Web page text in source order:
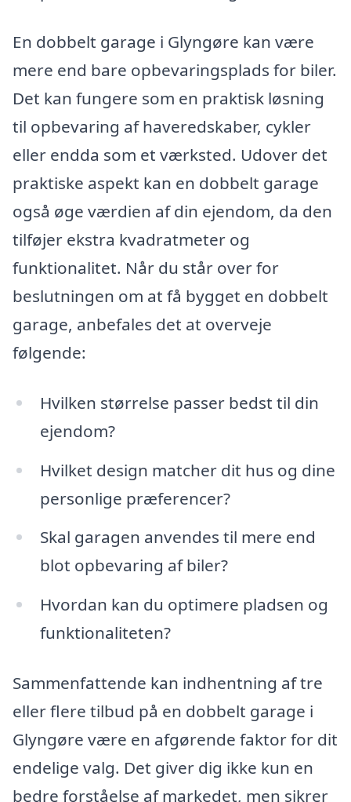
En dobbelt garage i Glyngøre kan være
mere end bare opbevaringsplads for biler.
Det kan fungere som en praktisk løsning
til opbevaring af haveredskaber, cykler
eller endda som et værksted. Udover det
praktiske aspekt kan en dobbelt garage
også øge værdien af din ejendom, da den
tilføjer ekstra kvadratmeter og
funktionalitet. Når du står over for
beslutningen om at få bygget en dobbelt
garage, anbefales det at overveje
følgende:
Hvilken størrelse passer bedst til din
ejendom?
Hvilket design matcher dit hus og dine
personlige præferencer?
Skal garagen anvendes til mere end
blot opbevaring af biler?
Hvordan kan du optimere pladsen og
funktionaliteten?
Sammenfattende kan indhentning af tre
eller flere tilbud på en dobbelt garage i
Glyngøre være en afgørende faktor for dit
endelige valg. Det giver dig ikke kun en
bedre forståelse af markedet, men sikrer